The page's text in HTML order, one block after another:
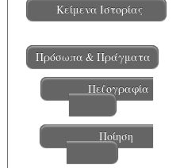
Κείμενα Ιστορίας
Πρόσωπα & Πράγματα
Πεζογραφία
Ποίηση